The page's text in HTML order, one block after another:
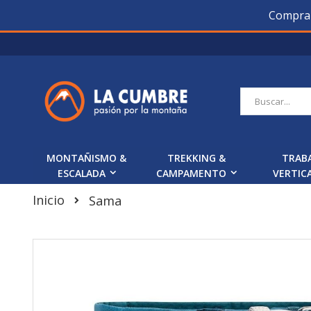
a
Buscar
MONTAÑISMO &
ESCALADA
TREKKING &
CAMPAMENTO
Inicio Sama